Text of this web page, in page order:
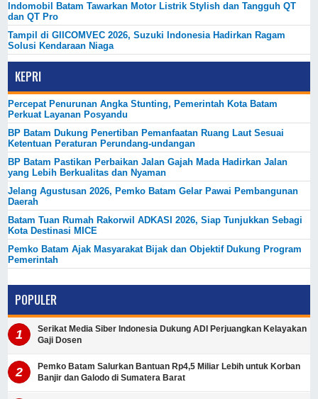
Indomobil Batam Tawarkan Motor Listrik Stylish dan Tangguh QT
dan QT Pro
Tampil di GIICOMVEC 2026, Suzuki Indonesia Hadirkan Ragam
Solusi Kendaraan Niaga
KEPRI
Percepat Penurunan Angka Stunting, Pemerintah Kota Batam
Perkuat Layanan Posyandu
BP Batam Dukung Penertiban Pemanfaatan Ruang Laut Sesuai
Ketentuan Peraturan Perundang-undangan
BP Batam Pastikan Perbaikan Jalan Gajah Mada Hadirkan Jalan
yang Lebih Berkualitas dan Nyaman
Jelang Agustusan 2026, Pemko Batam Gelar Pawai Pembangunan
Daerah
Batam Tuan Rumah Rakorwil ADKASI 2026, Siap Tunjukkan Sebagi
Kota Destinasi MICE
Pemko Batam Ajak Masyarakat Bijak dan Objektif Dukung Program
Pemerintah
POPULER
Serikat Media Siber Indonesia Dukung ADI Perjuangkan Kelayakan
Gaji Dosen
Pemko Batam Salurkan Bantuan Rp4,5 Miliar Lebih untuk Korban
Banjir dan Galodo di Sumatera Barat